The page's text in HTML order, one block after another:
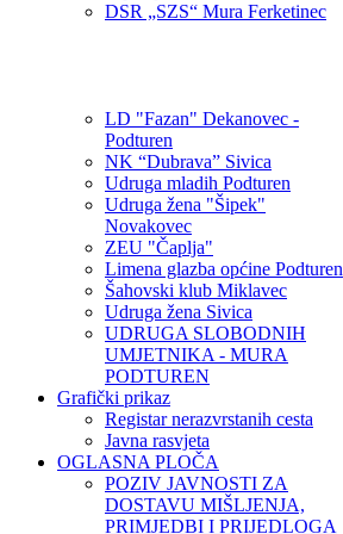
DSR „SZS“ Mura Ferketinec
LD "Fazan" Dekanovec -
Podturen
NK “Dubrava” Sivica
Udruga mladih Podturen
Udruga žena "Šipek"
Novakovec
ZEU "Čaplja"
Limena glazba općine Podturen
Šahovski klub Miklavec
Udruga žena Sivica
UDRUGA SLOBODNIH
UMJETNIKA - MURA
PODTUREN
Grafički prikaz
Registar nerazvrstanih cesta
Javna rasvjeta
OGLASNA PLOČA
POZIV JAVNOSTI ZA
DOSTAVU MIŠLJENJA,
PRIMJEDBI I PRIJEDLOGA